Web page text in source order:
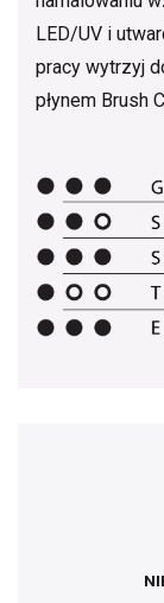
LED/UV i
pracy wytrzyj
płynem Brush